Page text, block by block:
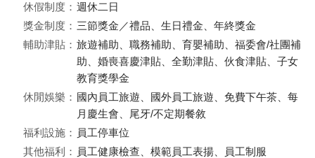
休假制度： 週休二日
獎金制度： 三節獎金／禮品、生日禮金、年終獎金
輔助津貼： 旅遊補助、職務補助、育嬰補助、福委會/社團補
助、婚喪喜慶津貼、全勤津貼、伙食津貼、子女
教育獎學金
休閒娛樂： 國內員工旅遊、國外員工旅遊、免費下午茶、每
月慶生會、尾牙/不定期餐敘
福利設施： 員工停車位
其他福利： 員工健康檢查、模範員工表揚、員工制服